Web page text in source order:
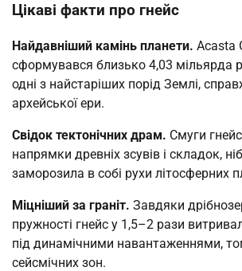
Цікаві факти про гнейс
Найдавніший камінь планети. Acasta
сформувався близько 4,03 мільярда
одні з найстаріших порід Землі,
архейської ери.
Свідок тектонічних драм. Смуги
напрямки древніх зсувів і складок,
заморозила в собі рухи літосферних
Міцніший за граніт. Завдяки
пружності гнейс у 1,5–2 рази
під динамічними навантаженнями,
сейсмічних зон.